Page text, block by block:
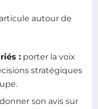
autour de
: porter la voix
stratégiques
donner son avis sur